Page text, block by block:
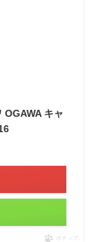
OGAWA キャ
ポチップ